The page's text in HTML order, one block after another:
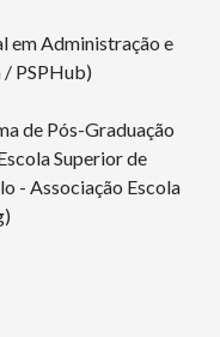
em Administração e
/ PSPHub)
de Pós-Graduação
Superior de
- Associação Escola